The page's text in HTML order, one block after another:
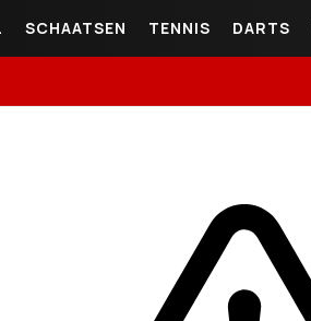
SCHAATSEN TENNIS DARTS